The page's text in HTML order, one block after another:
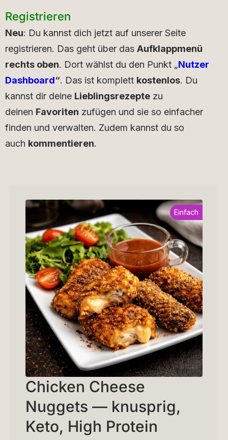
Registrieren
Neu: Du kannst dich jetzt auf unserer Seite
registrieren. Das geht über das Aufklappmenü
rechts oben. Dort wählst du den Punkt „Nutzer
Dashboard“. Das ist komplett kostenlos. Du
kannst dir deine Lieblingsrezepte zu
deinen Favoriten zufügen und sie so einfacher
finden und verwalten. Zudem kannst du so
auch kommentieren.
Einfach
Chicken Cheese
Nuggets — knusprig,
Keto, High Protein